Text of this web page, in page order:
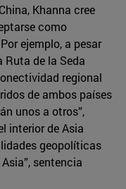
Khanna cree
como
ejemplo, a pesar
de la Seda
regional
de ambos países
unos a otros”,
interior de Asia
geopolíticas
sentencia